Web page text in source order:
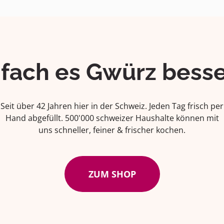
es Gwürz
Seit über 42 Jahren hier in der Schweiz. Jeden Tag frisch per
Hand abgefüllt. 500'000 schweizer Haushalte können mit
uns schneller, feiner & frischer kochen.
ZUM SHOP